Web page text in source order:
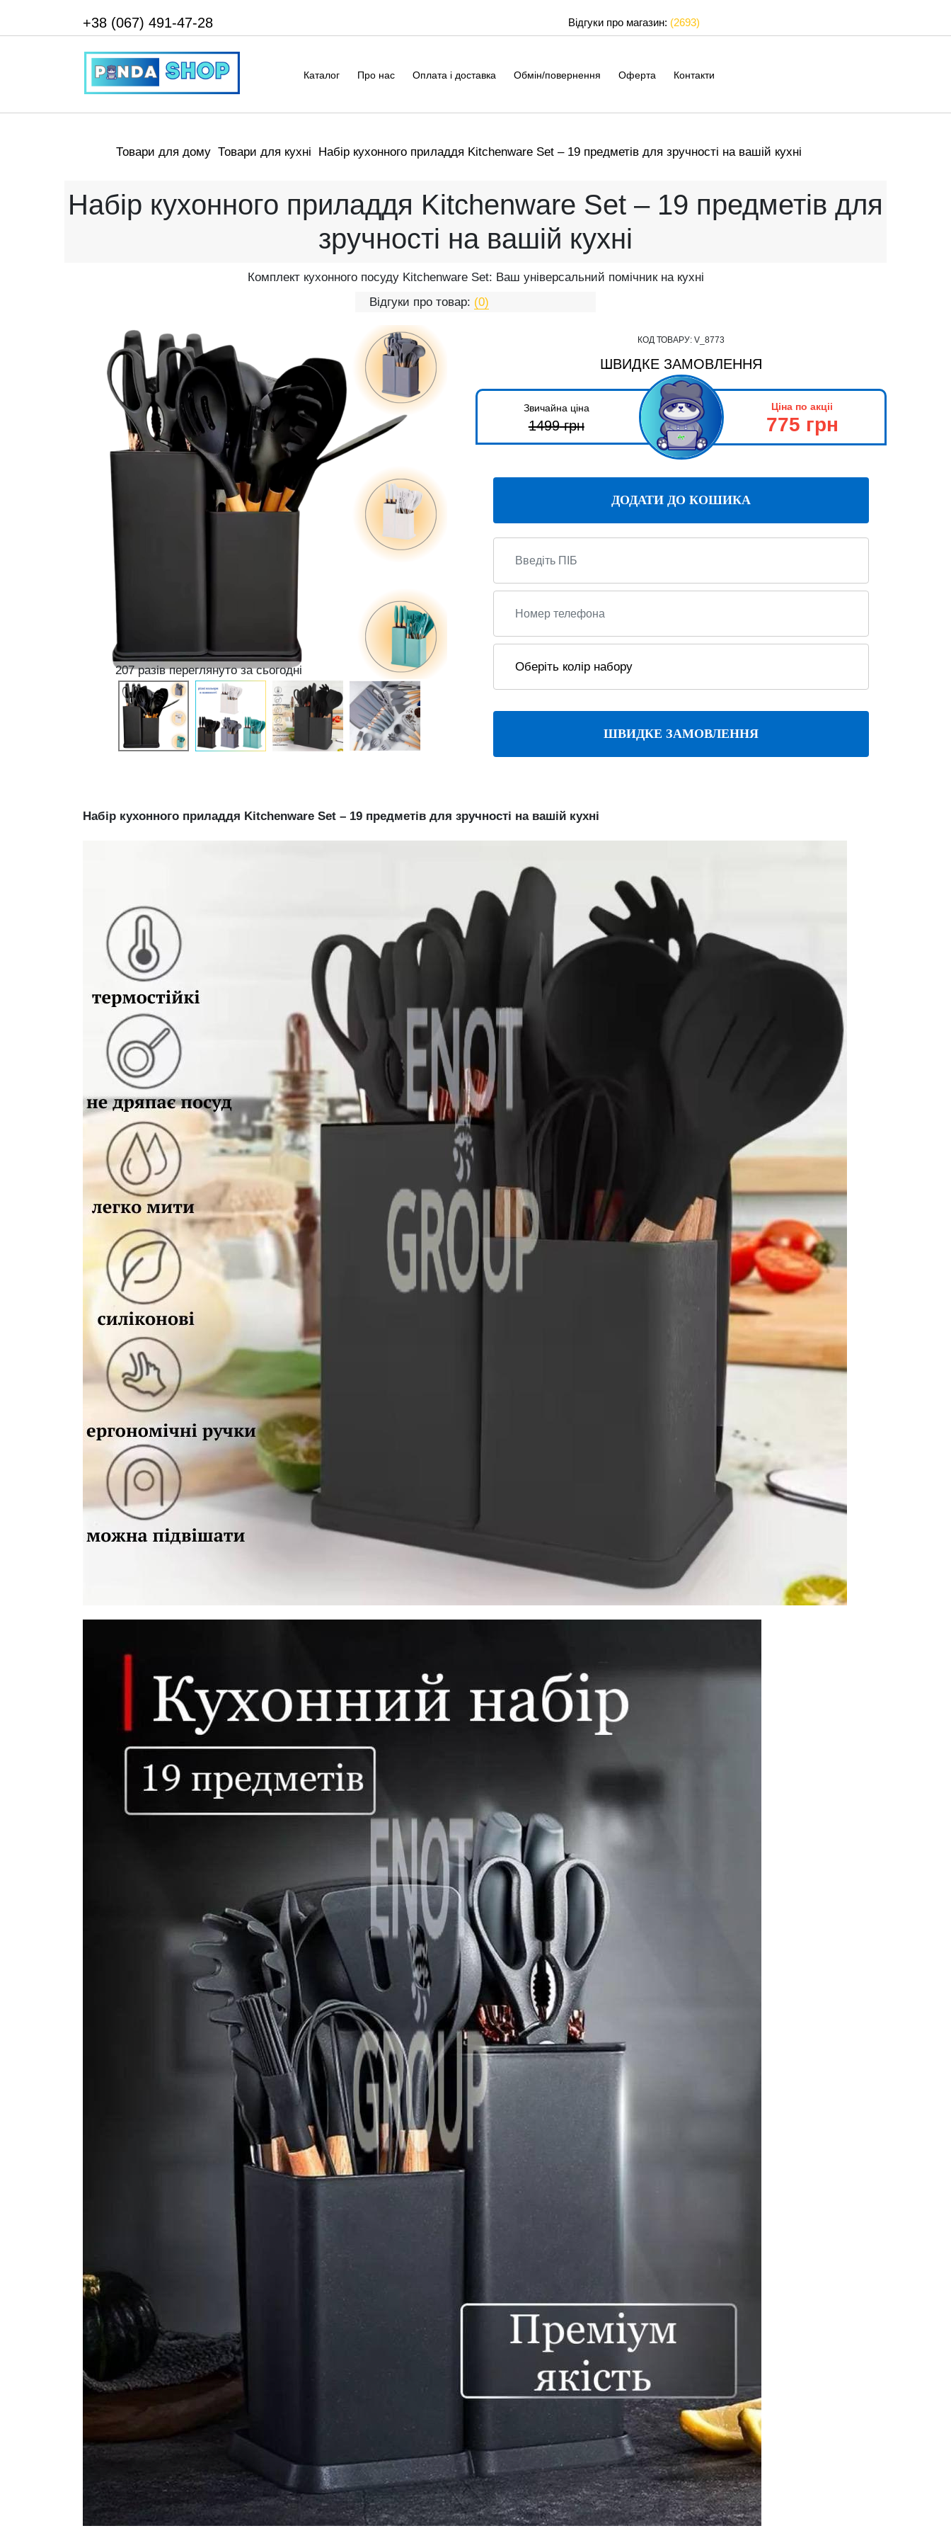
+38 (067) 491-47-28 Відгуки про магазин: (2693)
Каталог Про нас Оплата і доставка Обмін/повернення Оферта Контакти
Товари для дому Товари для кухні Набір кухонного приладдя Kitchenware Set – 19 предметів для зручності на вашій кухні
Набір кухонного приладдя Kitchenware Set – 19 предметів для
зручності на вашій кухні
Комплект кухонного посуду Kitchenware Set: Ваш універсальний помічник на кухні
Відгуки про товар: (0)
207 разів переглянуто за сьогодні
КОД ТОВАРУ: V_8773
ШВИДКЕ ЗАМОВЛЕННЯ
Звичайна ціна
1499грн
Ціна по акціі
775 грн
ДОДАТИ ДО КОШИКА
ШВИДКЕ ЗАМОВЛЕННЯ
Набір кухонного приладдя Kitchenware Set – 19 предметів для зручності на вашій кухні